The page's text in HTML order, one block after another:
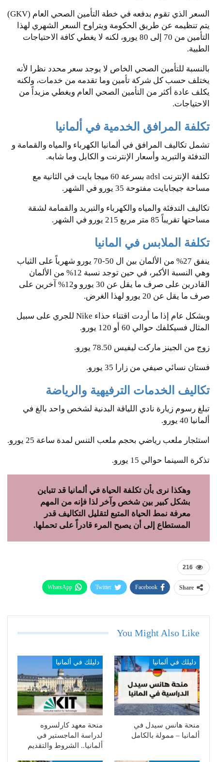
السعر الذي تقوم بدفعه في خطة التأمين الصحي العام (GKV)
يتم تنظيمه عن طريق الحكومة ويتراوح السعر الشهري لهذا
التأمين من 70 إلى 80 يورو، لكنه لا يغطي كافة الاحتياجات
الطبية.
بالنسبة للتأمين الصحي الخاص لا يوجد سعر محدد نظرا لأنه
يختلف حسب كل شركة تأمين وما تقدمه من خدمات، ولكنه
يكلف عادة أكثر من التأمين الصحي العام ويغطي مزيداً من
الاحتياجات.
تكلفة المرافق الخدمية في ألمانيا
تشمل تكاليف المرافق في ألمانيا الكهرباء والمياه والقمامة و
التدفئة والتبريد وأسعار الإنترنت و الكابل وما شابه.
‏تكلفة الإنترنت ‏adsl ‏بسرعة 60 ميجا بايت في الثانية ‏مع
مساحة جيجابايت مفتوحة ‏35 يورو في الشهر.
تكاليف التدفئة والمياه والكهرباء والتبريد والقمامة لشقة
مساحتها تقريباً 85 متر مربع 215‏ يورو في الشهر.
تكلفة الملابس في المانيا
ينفق 27% من الألمان بين ال 50-70 يورو شهرياً على الثياب
وهي النسبة الأكبر، في حين توجد نسبة 12% من الألمان
القادرين على صرف ما يقل عن 30 يورو و12% آخرين على
صرف ما يقل عن 20 يورو لهذا الغرض.
وبشكل عام إذا ما أردت اقتناء حذاء Nike للجري على سبيل
المثال فسيكلفك حوالي 60 أو 120 يورو.
زوج من الجينز ماركت ليفيس ‏‏78.50 يورو.
‏فستان نسائي صيفي من زارا 35 يورو.
تكاليف الخدمات الترفيهية والرياضة
تبلغ رسوم زيارة نادي اللياقة البدنية لشخص واحد بالغ في
ألمانيا ‏40 يورو.
استئجار ملعب رياضي ‏بحجم ملعب التنس لمدة ساعة 25 يورو.
تذكرة السينما حوالي 15 يورو.
وهكذا نرى بأن تكلفة الحياة في ألمانيا قد تتباين
بشكل كبير بين شخص وآخر لذا فإنه من المهم
معرفة نمط الحياة المتبع لتقليل التكاليف قدر
المستطاع إلى أن يصبح المرء قادراً على تحملها.
216
Share
Facebook
Twitter
WhatsApp
You Might Also Like
دليلك في ألمانيا
منحة هانس سيدل في
ألمانيا – ممولة بالكامل
دليلك في ألمانيا
منحة معهد كارلسروه
لدراسة الماجستير في
ألمانيا.. الشروط والتقديم